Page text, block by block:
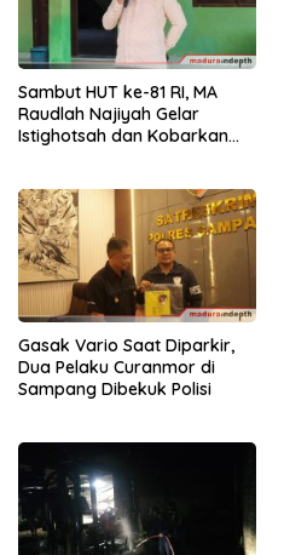
Sambut HUT ke-81 RI, MA
Raudlah Najiyah Gelar
Istighotsah dan Kobarkan
Gasak Vario Saat Diparkir,
Dua Pelaku Curanmor di
Sampang Dibekuk Polisi